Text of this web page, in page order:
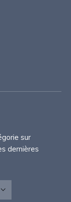
sur
dernières